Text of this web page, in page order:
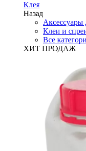
Клея
Назад
Аксессуары
Клеи и
Все
ХИТ ПРОДАЖ